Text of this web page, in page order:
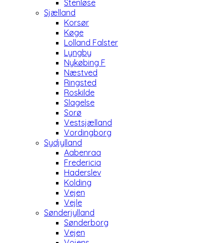
Stenløse
Sjælland
Korsør
Køge
Lolland Falster
Lyngby
Nykøbing F
Næstved
Ringsted
Roskilde
Slagelse
Sorø
Vestsjælland
Vordingborg
Sydjylland
Aabenraa
Fredericia
Haderslev
Kolding
Vejen
Vejle
Sønderjylland
Sønderborg
Vejen